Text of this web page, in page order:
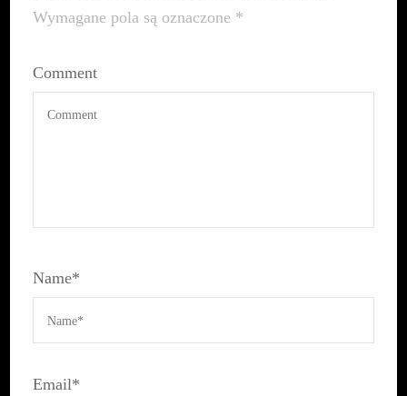
Wymagane pola są oznaczone *
Comment
Name*
Email*